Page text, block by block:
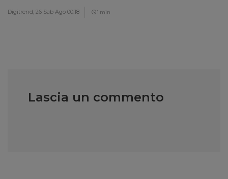
Digitrend, 26 Sab Ago 00:18 1 min
Lascia un commento